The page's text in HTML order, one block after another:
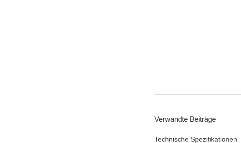
Verwandte Beiträge
Technische Spezifikationen